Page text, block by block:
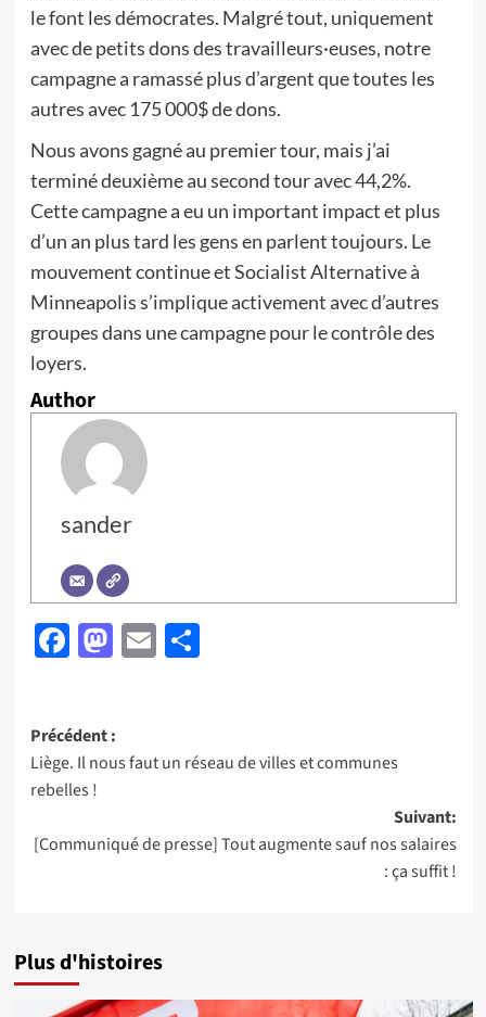
le font les démocrates. Malgré tout, uniquement
avec de petits dons des travailleurs·euses, notre
campagne a ramassé plus d’argent que toutes les
autres avec 175 000$ de dons.
Nous avons gagné au premier tour, mais j’ai
terminé deuxième au second tour avec 44,2%.
Cette campagne a eu un important impact et plus
d’un an plus tard les gens en parlent toujours. Le
mouvement continue et Socialist Alternative à
Minneapolis s’implique activement avec d’autres
groupes dans une campagne pour le contrôle des
loyers.
Author
sander
Facebook
Mastodon
EmailPartager
Navigation
d’article
Précédent :
Liège. Il nous faut un réseau de villes et communes
rebelles !
Suivant:
[Communiqué de presse] Tout augmente sauf nos salaires
: ça suffit !
Plus d'histoires